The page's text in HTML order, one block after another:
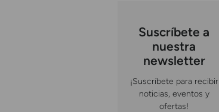
Suscríbete a
nuestra
newsletter
¡Suscríbete para recibir
noticias, eventos y
ofertas!